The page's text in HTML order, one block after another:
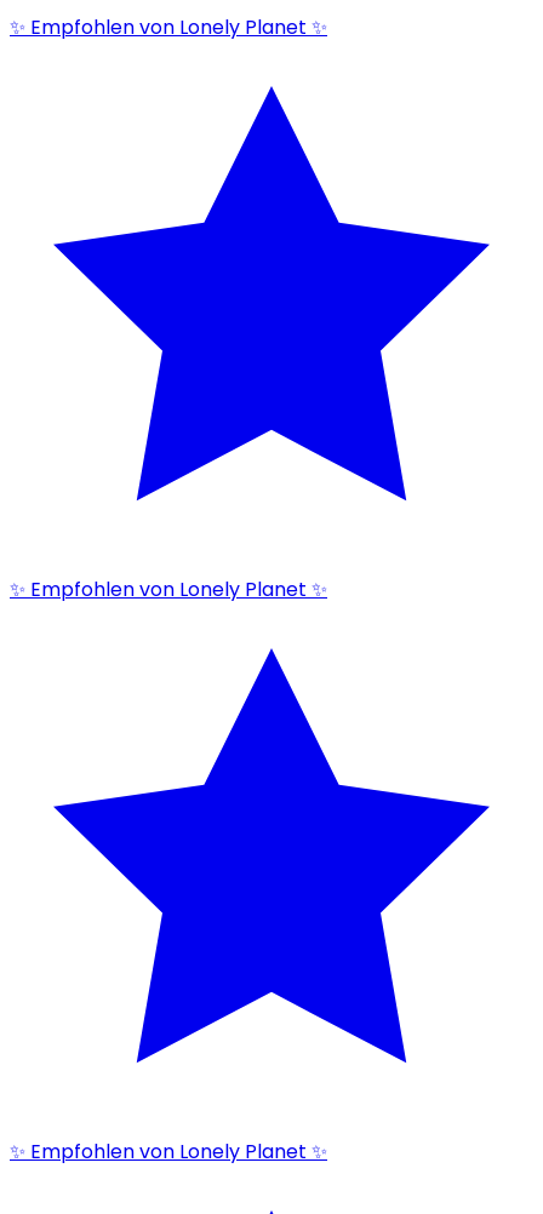
✨ Empfohlen von Lonely Planet ✨
✨ Empfohlen von Lonely Planet ✨
✨ Empfohlen von Lonely Planet ✨